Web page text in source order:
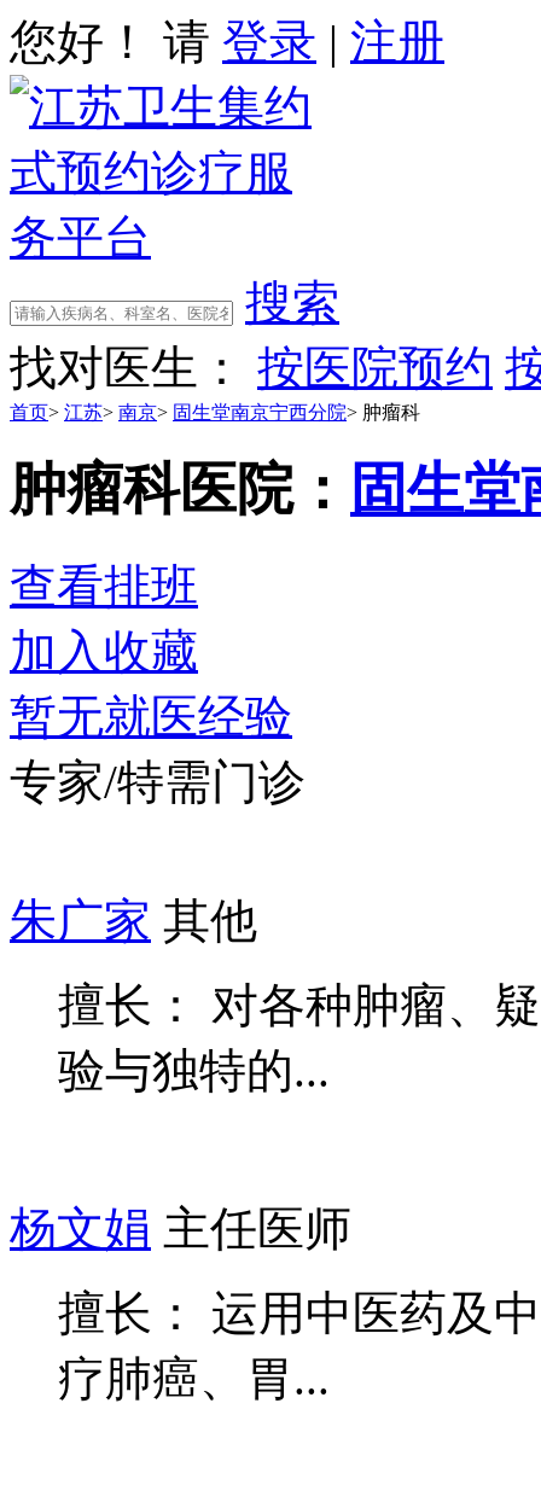
您好！ 请 登录 | 注册
搜索
找对医生：
按医院预约
首页> 江苏> 南京> 固生堂南京宁西分院> 肿瘤科
肿瘤科医院： 固生
查看排班
加入收藏
暂无就医经验
专家/特需门诊
朱广家 其他
擅长： 对各种肿瘤、
验与独特的...
杨文娟 主任医师
擅长： 运用中医药及
疗肺癌、胃...